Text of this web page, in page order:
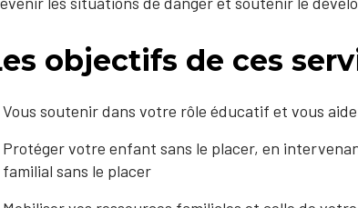
objectifs de ces
Vous soutenir dans votre rôle éducatif et vous
Protéger votre enfant sans le placer, en
familial sans le placer